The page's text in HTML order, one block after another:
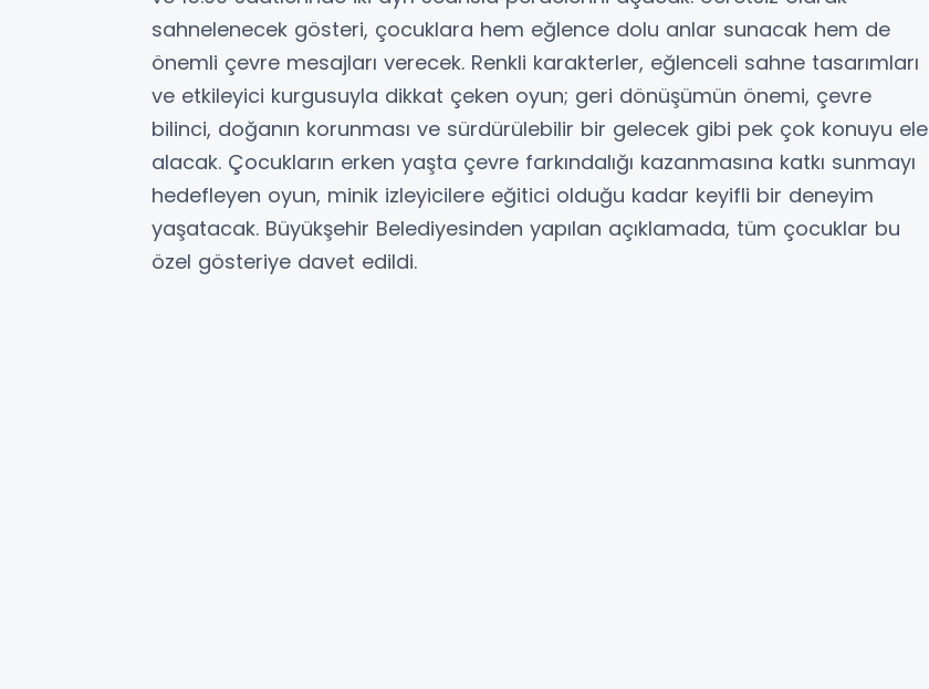
sahnelenecek gösteri, çocuklara hem eğlence dolu anlar sunacak hem de
önemli çevre mesajları verecek. Renkli karakterler, eğlenceli sahne tasarımları
ve etkileyici kurgusuyla dikkat çeken oyun; geri dönüşümün önemi, çevre
bilinci, doğanın korunması ve sürdürülebilir bir gelecek gibi pek çok konuyu ele
alacak. Çocukların erken yaşta çevre farkındalığı kazanmasına katkı sunmayı
hedefleyen oyun, minik izleyicilere eğitici olduğu kadar keyifli bir deneyim
yaşatacak. Büyükşehir Belediyesinden yapılan açıklamada, tüm çocuklar bu
özel gösteriye davet edildi.